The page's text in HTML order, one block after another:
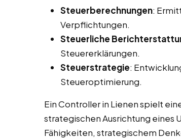
Steuerberechnungen:
Verpflichtungen.
Steuerliche
Steuererklärungen.
Steuerstrategie:
Steueroptimierung.
Ein Controller in Lienen spielt
strategischen Ausrichtung eines
Fähigkeiten, strategischem